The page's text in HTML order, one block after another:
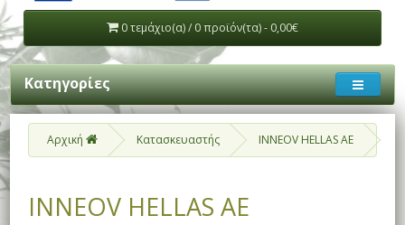
0 τεμάχιο(α) / 0 προϊόν(τα) - 0,00€
Κατηγορίες
Αρχική Κατασκευαστής INNEOV HELLAS AE
INNEOV HELLAS AE